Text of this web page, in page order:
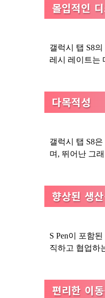
몰입적인
갤럭시 탭 S8
레시 레이트는
다목적성
갤럭시 탭 S8
며, 뛰어난 그
향상된 생
S Pen이 포함
직하고 협업하
편리한 이